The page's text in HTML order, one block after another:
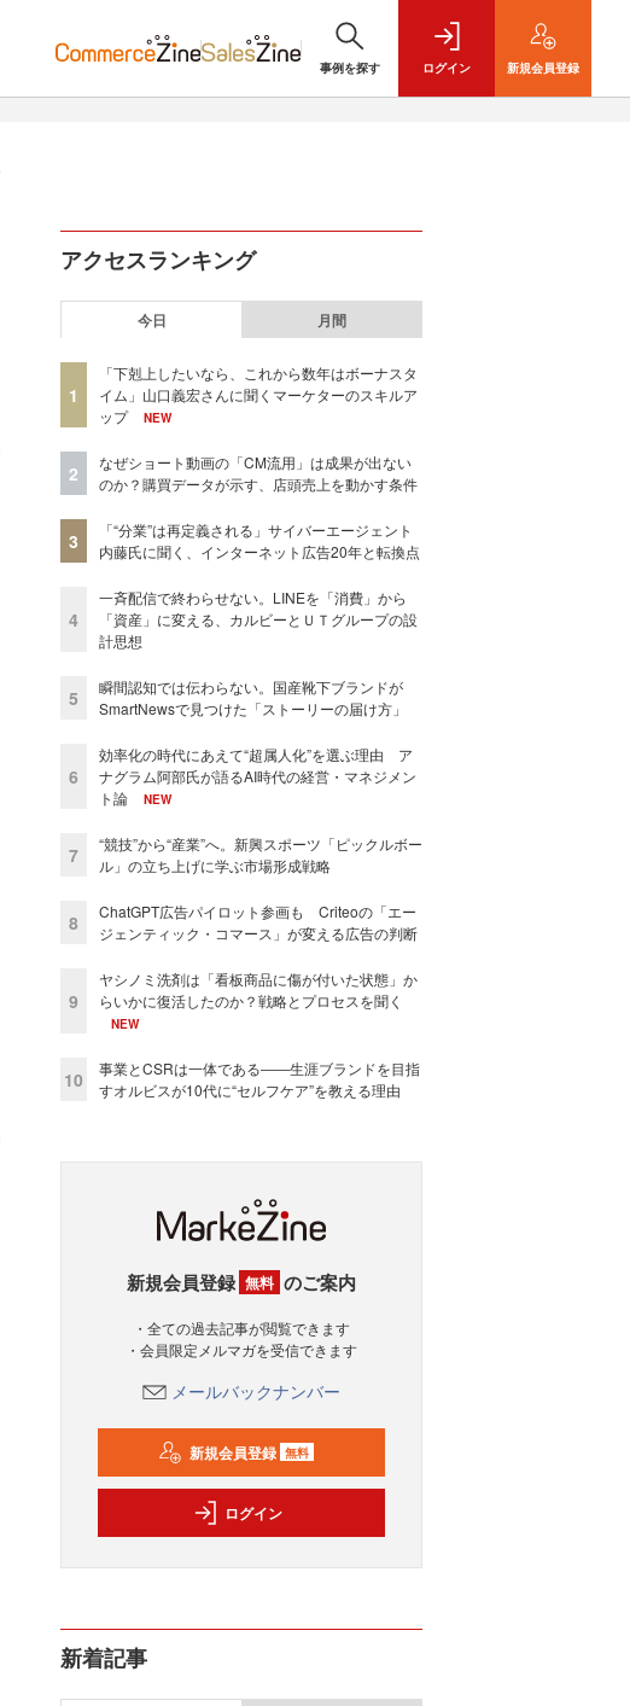
事例を探す ログイン 新規会員登録
アクセスランキング
今日 月間
1
「下剋上したいなら、これから数年はボーナスタ
イム」山口義宏さんに聞くマーケターのスキルア
ップ
NEW
2
なぜショート動画の「CM流用」は成果が出ない
のか？購買データが示す、店頭売上を動かす条件
3
「“分業”は再定義される」サイバーエージェント
内藤氏に聞く、インターネット広告20年と転換点
4
一斉配信で終わらせない。LINEを「消費」から
「資産」に変える、カルビーとＵＴグループの設
計思想
5
瞬間認知では伝わらない。国産靴下ブランドが
SmartNewsで見つけた「ストーリーの届け方」
6
効率化の時代にあえて“超属人化”を選ぶ理由 ア
ナグラム阿部氏が語るAI時代の経営・マネジメン
ト論
NEW
7
“競技”から“産業”へ。新興スポーツ「ピックルボー
ル」の立ち上げに学ぶ市場形成戦略
8
ChatGPT広告パイロット参画も Criteoの「エー
ジェンティック・コマース」が変える広告の判断
9
ヤシノミ洗剤は「看板商品に傷が付いた状態」か
らいかに復活したのか？戦略とプロセスを聞く
NEW
10
事業とCSRは一体である――生涯ブランドを目指
すオルビスが10代に“セルフケア”を教える理由
新規会員登録 無料 のご案内
・全ての過去記事が閲覧できます
・会員限定メルマガを受信できます
メールバックナンバー
新規会員登録 無料
ログイン
新着記事